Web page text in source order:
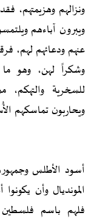
ونزالهم وهزيمتهم،
ويبرون آباءهم
عنهم ودعائهم لهم،
وشكراً لهن، وهو
للسخرية
ويحاربون تماسكهم
أسود الأطلس
فلهم باسم فلسطين